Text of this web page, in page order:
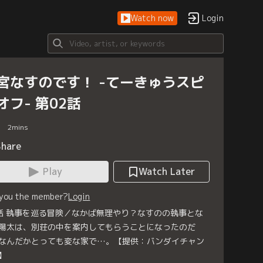
Watch now Login
なすのです！ -てーきゅうスピ
フ- 第02話
2mins
Play
Watch Later
the member?Login
執事を巡る冒険／なかば無理やり？なすのの執事とな
太は、別荘の中を案内してもらうことになったのだ
んだかとっても変な家で…。【提供：バンダイチャン